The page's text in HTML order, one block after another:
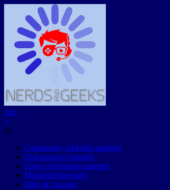
Top
×
@
Community-Aktivität ansehen
Diskussions-Gruppen
Foren-Aktivitäten ansehen
Mitgliederübersicht
Hilfe & Support